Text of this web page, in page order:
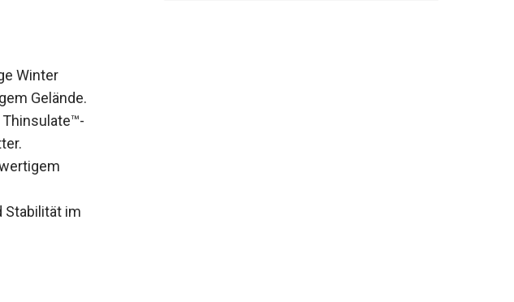
Winter
Gelände.
Stabilität im